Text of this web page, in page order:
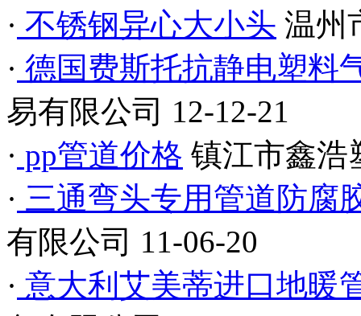
· 不锈钢异心大小头 温州
· 德国费斯托抗静电塑料
易有限公司 12-12-21
· pp管道价格 镇江市鑫浩
· 三通弯头专用管道防腐
有限公司 11-06-20
· 意大利艾美蒂进口地暖